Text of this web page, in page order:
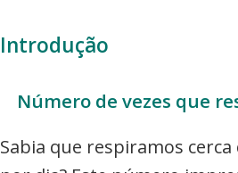
Introdução
Número de vezes que
Sabia que respiramos cerca